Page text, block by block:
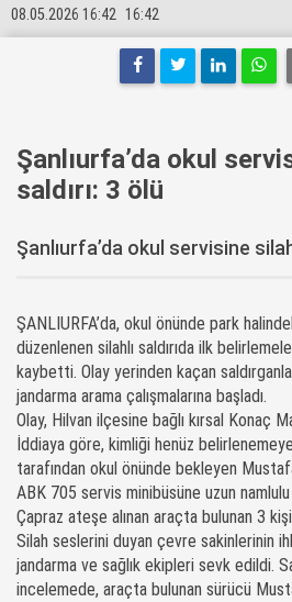
16:42
08.05.2026 16:42
Şanlıurfa’da okul
saldırı: 3 ölü
Şanlıurfa’da okul servisine
ŞANLIURFA’da, okul önünde park
düzenlenen silahlı saldırıda ilk
kaybetti. Olay yerinden kaçan
jandarma arama çalışmalarına başladı.
Olay, Hilvan ilçesine bağlı kırsal Konaç
İddiaya göre, kimliği henüz
tarafından okul önünde bekleyen Mustafa
ABK 705 servis minibüsüne uzun namlulu
Çapraz ateşe alınan araçta bulunan 3
Silah seslerini duyan çevre sakinlerinin
jandarma ve sağlık ekipleri sevk edildi.
incelemede, araçta bulunan sürücü